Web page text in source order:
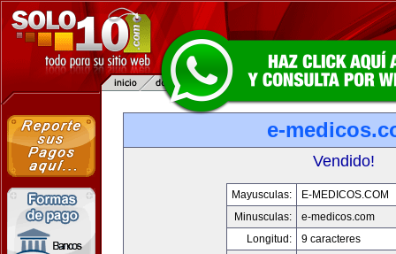
e-
Vendido!
Mayusculas:
E-MEDICOS.COM
Minusculas:
e-medicos.com
Longitud:
9 caracteres